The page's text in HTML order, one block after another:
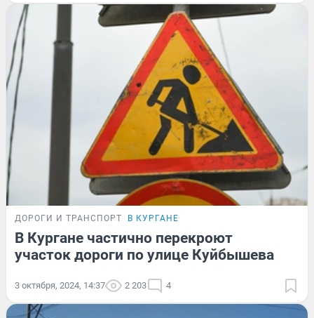
ДОРОГИ И ТРАНСПОРТ В КУРГАНЕ
В Кургане частично перекроют
участок дороги по улице Куйбышева
3 октября, 2024, 14:37 2 203 4